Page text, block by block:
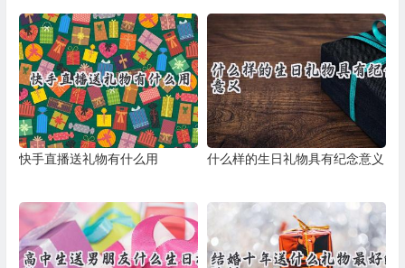
快手直播送礼物有什么用 什么样的生日礼物具有纪念意义